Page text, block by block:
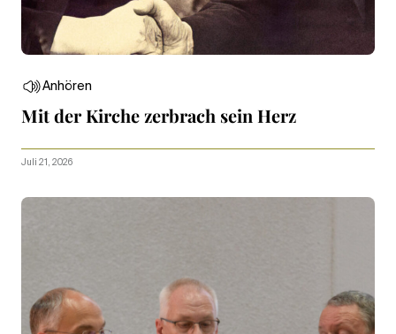
Anhören
Mit der Kirche zerbrach sein Herz
Juli 21, 2026